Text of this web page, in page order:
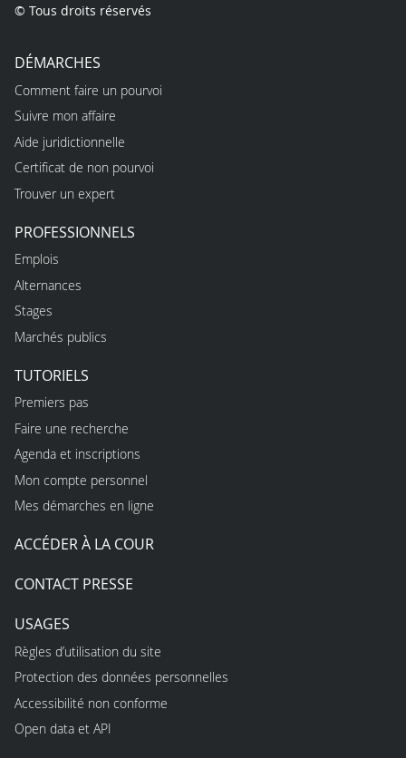
© Tous droits réservés
DÉMARCHES
Comment faire un pourvoi
Suivre mon affaire
Aide juridictionnelle
Certificat de non pourvoi
Trouver un expert
PROFESSIONNELS
Emplois
Alternances
Stages
Marchés publics
TUTORIELS
Premiers pas
Faire une recherche
Agenda et inscriptions
Mon compte personnel
Mes démarches en ligne
ACCÉDER À LA COUR
CONTACT PRESSE
USAGES
Règles d’utilisation du site
Protection des données personnelles
Accessibilité non conforme
Open data et API